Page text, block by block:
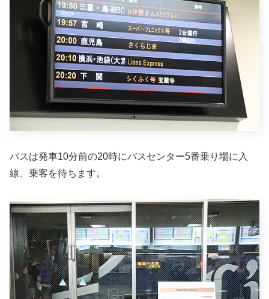
バスは発車10分前の20時にバスセンター5番乗り場に入
線、乗客を待ちます。